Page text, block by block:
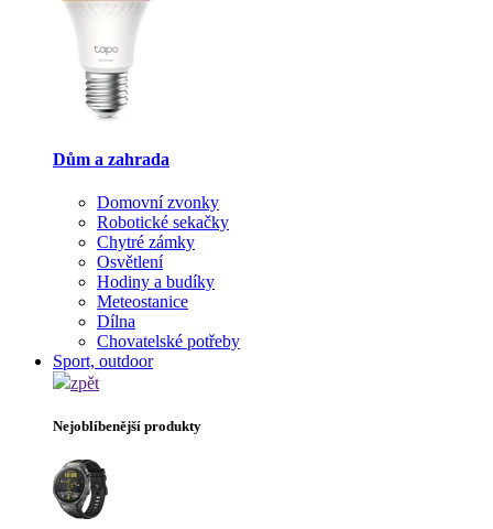
Dům a zahrada
Domovní zvonky
Robotické sekačky
Chytré zámky
Osvětlení
Hodiny a budíky
Meteostanice
Dílna
Chovatelské potřeby
Sport, outdoor
zpět
Nejoblíbenější produkty